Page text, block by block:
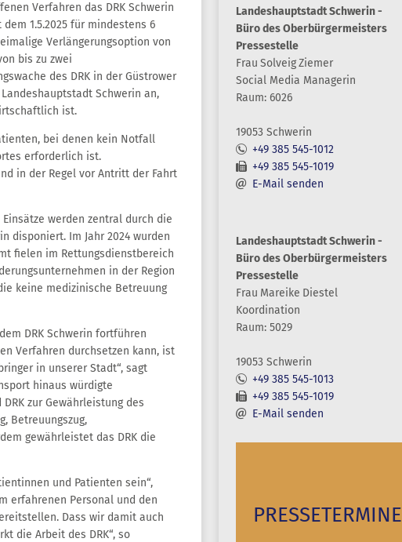
Verfahren das DRK Schwerin
1.5.2025 für mindestens 6
Verlängerungsoption von
bis zu zwei
des DRK in der Güstrower
Schwerin an,
ist.
bei denen kein Notfall
erforderlich ist.
in der Regel vor Antritt der Fahrt
werden zentral durch die
disponiert. Im Jahr 2024 wurden
fielen im Rettungsdienstbereich
in der Region
keine medizinische Betreuung
DRK Schwerin fortführen
Verfahren durchsetzen kann, ist
in unserer Stadt“, sagt
hinaus würdigte
zur Gewährleistung des
Betreuungszug,
gewährleistet das DRK die
und Patienten sein“,
erfahrenen Personal und den
Dass wir damit auch
die Arbeit des DRK“, so
Landeshauptstadt Schwerin -
Büro des Oberbürgermeisters
Pressestelle
Frau SolveigZiemer
Social Media Managerin
Raum: 6026
19053 Schwerin
+49 385 545-1012
+49 385 545-1019
E-Mail senden
Landeshauptstadt Schwerin -
Büro des Oberbürgermeisters
Pressestelle
Frau Mareike Diestel
Koordination
Raum: 5029
19053 Schwerin
+49 385 545-1013
+49 385 545-1019
E-Mail senden
PRESSETERMINE